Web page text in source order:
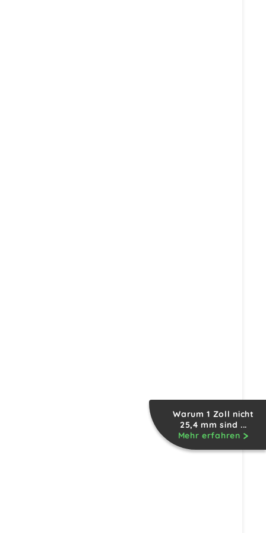
Warum 1 Zoll nicht
25,4 mm sind ...
Mehr erfahren